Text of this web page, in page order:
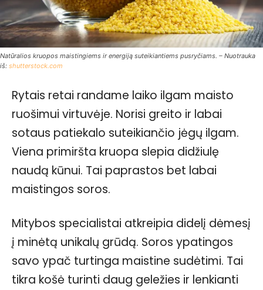
Natūralios kruopos maistingiems ir energiją suteikiantiems pusryčiams. – Nuotrauka
iš: shutterstock.com
Rytais retai randame laiko ilgam maisto
ruošimui virtuvėje. Norisi greito ir labai
sotaus patiekalo suteikiančio jėgų ilgam.
Viena primiršta kruopa slepia didžiulę
naudą kūnui. Tai paprastos bet labai
maistingos soros.
Mitybos specialistai atkreipia didelį dėmesį
į minėtą unikalų grūdą. Soros ypatingos
savo ypač turtinga maistine sudėtimi. Tai
tikra košė turinti daug geležies ir lenkianti